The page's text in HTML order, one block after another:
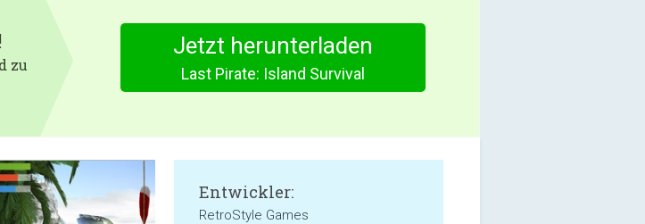
zu
Jetzt herunterladen
Last Pirate: Island Survival
Entwickler:
RetroStyle Games